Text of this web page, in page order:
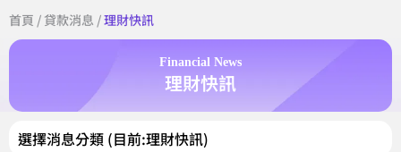
首頁 / 貸款消息 /理財快訊
Financial News
理財快訊
選擇消息分類 (目前:理財快訊)